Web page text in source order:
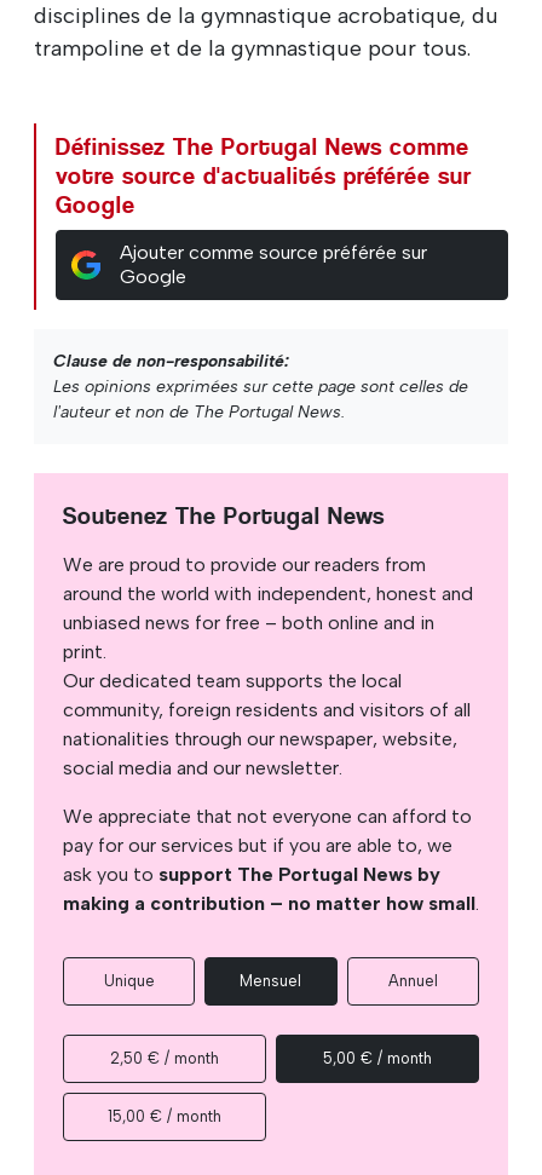
disciplines de la gymnastique acrobatique, du
trampoline et de la gymnastique pour tous.
Définissez The Portugal News comme
votre source d'actualités préférée sur
Google
Ajouter comme source préférée sur
Google
Clause de non-responsabilité:
Les opinions exprimées sur cette page sont celles de
l'auteur et non de The Portugal News.
Soutenez The Portugal News
We are proud to provide our readers from
around the world with independent, honest and
unbiased news for free – both online and in
print.
Our dedicated team supports the local
community, foreign residents and visitors of all
nationalities through our newspaper, website,
social media and our newsletter.
We appreciate that not everyone can afford to
pay for our services but if you are able to, we
ask you to support The Portugal News by
making a contribution – no matter how small.
Unique Mensuel Annuel
2,50 € / month 5,00 € / month
15,00 € / month